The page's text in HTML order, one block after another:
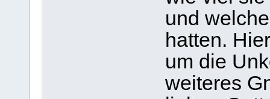
und
hatten.
um die
weiteres